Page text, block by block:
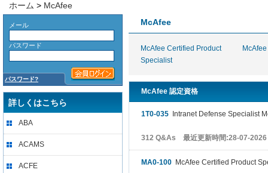
ホーム > McAfee
メール
パスワード
パスワード?
詳しくはこちら
ABA
ACAMS
ACFE
McAfee
McAfee Certified Product
Specialist
McAfee 認定資格
1T0-035 Intranet Defense Specialist
312 Q&As 最近更新時間:28-07-2026
MA0-100 McAfee Certified Product